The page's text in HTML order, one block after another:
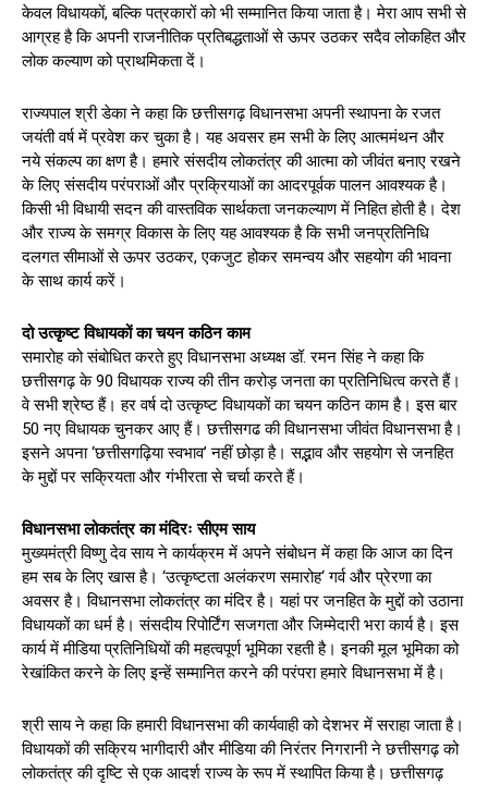
केवल विधायकों, बल्कि पत्रकारों को भी सम्मानित किया जाता है। मेरा आप सभी से
आग्रह है कि अपनी राजनीतिक प्रतिबद्धताओं से ऊपर उठकर सदैव लोकहित और
लोक कल्याण को प्राथमिकता दें।
राज्यपाल श्री डेका ने कहा कि छत्तीसगढ़ विधानसभा अपनी स्थापना के रजत
जयंती वर्ष में प्रवेश कर चुका है। यह अवसर हम सभी के लिए आत्ममंथन और
नये संकल्प का क्षण है। हमारे संसदीय लोकतंत्र की आत्मा को जीवंत बनाए रखने
के लिए संसदीय परंपराओं और प्रक्रियाओं का आदरपूर्वक पालन आवश्यक है।
किसी भी विधायी सदन की वास्तविक सार्थकता जनकल्याण में निहित होती है। देश
और राज्य के समग्र विकास के लिए यह आवश्यक है कि सभी जनप्रतिनिधि
दलगत सीमाओं से ऊपर उठकर, एकजुट होकर समन्वय और सहयोग की भावना
के साथ कार्य करें।
दो उत्कृष्ट विधायकों का चयन कठिन काम
समारोह को संबोधित करते हुए विधानसभा अध्यक्ष डॉ. रमन सिंह ने कहा कि
छत्तीसगढ़ के 90 विधायक राज्य की तीन करोड़ जनता का प्रतिनिधित्व करते हैं।
वे सभी श्रेष्ठ हैं। हर वर्ष दो उत्कृष्ट विधायकों का चयन कठिन काम है। इस बार
50 नए विधायक चुनकर आए हैं। छत्तीसगढ की विधानसभा जीवंत विधानसभा है।
इसने अपना ‘छत्तीसगढ़िया स्वभाव’ नहीं छोड़ा है। सद्भाव और सहयोग से जनहित
के मुद्दों पर सक्रियता और गंभीरता से चर्चा करते हैं।
विधानसभा लोकतंत्र का मंदिरः सीएम साय
मुख्यमंत्री विष्णु देव साय ने कार्यक्रम में अपने संबोधन में कहा कि आज का दिन
हम सब के लिए खास है। ‘उत्कृष्टता अलंकरण समारोह‘ गर्व और प्रेरणा का
अवसर है। विधानसभा लोकतंत्र का मंदिर है। यहां पर जनहित के मुद्दों को उठाना
विधायकों का धर्म है। संसदीय रिपोर्टिंग सजगता और जिम्मेदारी भरा कार्य है। इस
कार्य में मीडिया प्रतिनिधियों की महत्वपूर्ण भूमिका रहती है। इनकी मूल भूमिका को
रेखांकित करने के लिए इन्हें सम्मानित करने की परंपरा हमारे विधानसभा में है।
श्री साय ने कहा कि हमारी विधानसभा की कार्यवाही को देशभर में सराहा जाता है।
विधायकों की सक्रिय भागीदारी और मीडिया की निरंतर निगरानी ने छत्तीसगढ़ को
लोकतंत्र की दृष्टि से एक आदर्श राज्य के रूप में स्थापित किया है। छत्तीसगढ़